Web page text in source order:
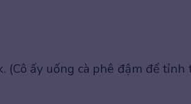
ấy uống cà phê đậm để tỉnh